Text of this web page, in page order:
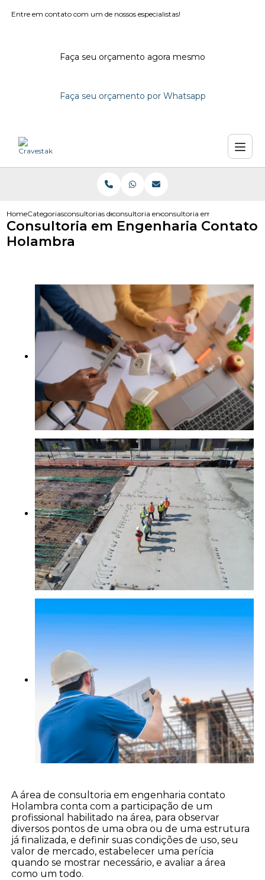
Entre em contato com um de nossos especialistas!
Faça seu orçamento agora mesmo
Faça seu orçamento por Whatsapp
HomeCategoriasconsultorias de engenharia
consultoria engenhariaconsultoria em engenharia
Consultoria em Engenharia Contato
Holambra
A área de consultoria em engenharia contato
Holambra conta com a participação de um
profissional habilitado na área, para observar
diversos pontos de uma obra ou de uma estrutura
já finalizada, e definir suas condições de uso, seu
valor de mercado, estabelecer uma perícia
quando se mostrar necessário, e avaliar a área
como um todo.